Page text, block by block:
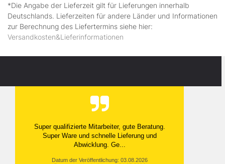
*Die Angabe der Lieferzeit gilt für Lieferungen innerhalb
Deutschlands. Lieferzeiten für andere Länder und Informationen
zur Berechnung des Liefertermins siehe hier:
Versandkosten&Lieferinformationen
Super qualifizierte Mitarbeiter, gute Beratung.
Super Ware und schnelle Lieferung und
Abwicklung. Ge...
Datum der Veröffentlichung: 03.08.2026